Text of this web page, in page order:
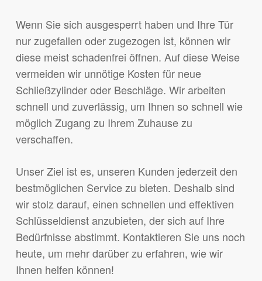
Wenn Sie sich ausgesperrt haben und Ihre Tür
nur zugefallen oder zugezogen ist, können wir
diese meist schadenfrei öffnen. Auf diese Weise
vermeiden wir unnötige Kosten für neue
Schließzylinder oder Beschläge. Wir arbeiten
schnell und zuverlässig, um Ihnen so schnell wie
möglich Zugang zu Ihrem Zuhause zu
verschaffen.
Unser Ziel ist es, unseren Kunden jederzeit den
bestmöglichen Service zu bieten. Deshalb sind
wir stolz darauf, einen schnellen und effektiven
Schlüsseldienst anzubieten, der sich auf Ihre
Bedürfnisse abstimmt. Kontaktieren Sie uns noch
heute, um mehr darüber zu erfahren, wie wir
Ihnen helfen können!